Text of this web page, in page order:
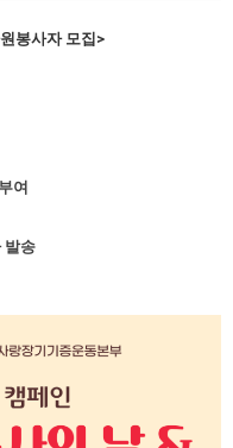
봉사자 모집>
여
발송